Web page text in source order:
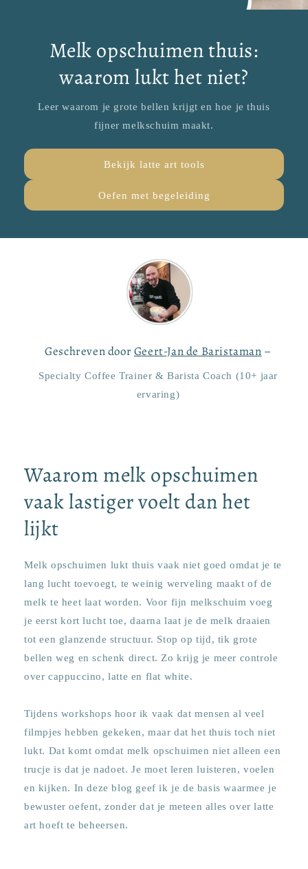
Melk opschuimen thuis:
waarom lukt het niet?
Leer waarom je grote bellen krijgt en hoe je thuis
fijner melkschuim maakt.
Bekijk latte art tools
Oefen met begeleiding
Geschreven door Geert-Jan de Baristaman –
Specialty Coffee Trainer & Barista Coach (10+ jaar
ervaring)
Waarom melk opschuimen
vaak lastiger voelt dan het
lijkt
Melk opschuimen lukt thuis vaak niet goed omdat je te
lang lucht toevoegt, te weinig werveling maakt of de
melk te heet laat worden. Voor fijn melkschuim voeg
je eerst kort lucht toe, daarna laat je de melk draaien
tot een glanzende structuur. Stop op tijd, tik grote
bellen weg en schenk direct. Zo krijg je meer controle
over cappuccino, latte en flat white.
Tijdens workshops hoor ik vaak dat mensen al veel
filmpjes hebben gekeken, maar dat het thuis toch niet
lukt. Dat komt omdat melk opschuimen niet alleen een
trucje is dat je nadoet. Je moet leren luisteren, voelen
en kijken. In deze blog geef ik je de basis waarmee je
bewuster oefent, zonder dat je meteen alles over latte
art hoeft te beheersen.